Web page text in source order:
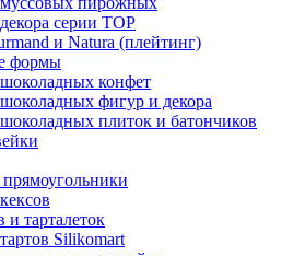
серии TOP
и Natura (плейтинг)
формы
конфет
фигур и декора
плиток и батончиков
тарталеток
Silikomart